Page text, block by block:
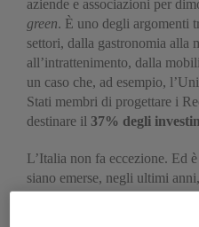
aziende e associazioni per
green. È uno degli argomenti
settori, dalla gastronomia alla
all’intrattenimento, dalla
un caso che, ad esempio,
Stati membri di progettare i
destinare il 37% degli
L’Italia non fa eccezione. Ed
siano emerse, negli ultimi